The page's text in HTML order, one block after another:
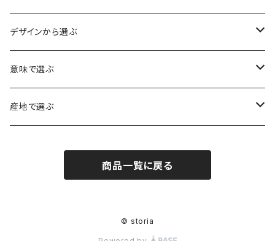
水晶（クォーツ）
アイリスクォーツ（虹入り水晶）
ヒマラヤ水晶
ローズクォーツ（紅水晶）
アメジスト（紫水晶）
スモーキークォーツ（煙水晶）
アイリススモーキークォーツ（虹入り水晶）
デザインから選ぶ
龍彫刻（水晶）
龍彫刻（オニキス）
意味で選ぶ
魔除け・厄除け
癒やし・ヒーリング
産地で選ぶ
商品一覧に戻る
© storia